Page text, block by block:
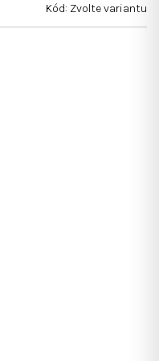
Kód: Zvolte variantu